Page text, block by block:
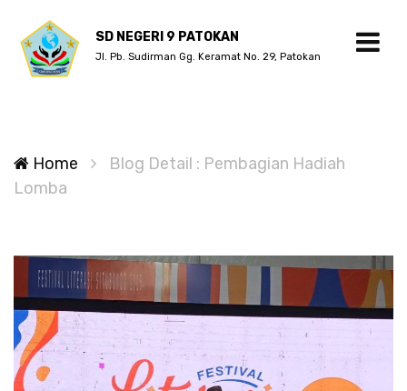
SD NEGERI 9 PATOKAN
Jl. Pb. Sudirman Gg. Keramat No. 29, Patokan
Home
Blog Detail : Pembagian Hadiah
Lomba